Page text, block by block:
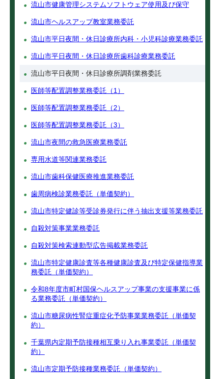
流山市健康管理システムソフトウェア使用及び保守
流山市ヘルスアップ教室業務委託
流山市平日夜間・休日診療所内科・小児科診療業務委託
流山市平日夜間・休日診療所歯科診療業務委託
流山市平日夜間・休日診療所調剤業務委託
医師等配置調整業務委託（1）
医師等配置調整業務委託（2）
医師等配置調整業務委託（3）
流山市夜間の救急医療業務委託
専用水道等関連業務委託
流山市歯科保健医療推進業務委託
歯周病検診業務委託（単価契約）
流山市特定健診等受診券発行に伴う抽出支援等業務委託
自殺対策事業業務委託
自殺対策検索連動型広告掲載業務委託
流山市特定健康診査等各種健康診査及び特定保健指導業
務委託（単価契約）
令和8年度市町村国保ヘルスアップ事業の支援事業に係
る業務委託（単価契約）
流山市糖尿病性腎症重症化予防事業業務委託（単価契
約）
千葉県内定期予防接種相互乗り入れ事業委託（単価契
約）
流山市定期予防接種業務委託（単価契約）